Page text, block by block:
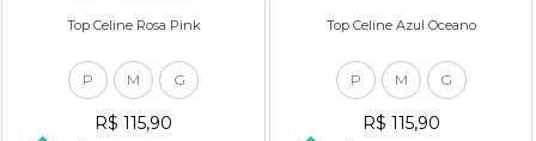
Top Celine Rosa Pink
P M G
R$ 115,90
Top Celine Azul Oceano
P M G
R$ 115,90